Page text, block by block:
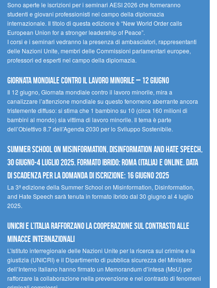
Sono aperte le iscrizioni per i seminari AESI 2026 che formeranno
studenti e giovani professionisti nel campo della diplomazia
internazionale. Il titolo di questa edizione è “New World Order calls
European Union for a stronger leadership of Peace”.
I corsi e i seminari vedranno la presenza di ambasciatori, rappresentanti
delle Nazioni Unite, membri delle Commissioni parlamentari europee,
professori ed esperti nel campo della diplomazia.
Giornata mondiale contro il lavoro minorile – 12 giugno
Il 12 giugno, Giornata mondiale contro il lavoro minorile, mira a
canalizzare l’attenzione mondiale su questo fenomeno aberrante ancora
tristemente diffuso: si stima che 1 bambino su 10 (circa 160 milioni di
bambini al mondo) sia vittima di lavoro minorile. Il tema è parte
dell’Obiettivo 8.7 dell’Agenda 2030 per lo Sviluppo Sostenibile.
Summer School on Misinformation, Disinformation and Hate Speech,
30 giugno-4 luglio 2025. Formato ibrido: Roma (Italia) e online. Data
di scadenza per la domanda di iscrizione: 16 giugno 2025
La 3ª edizione della Summer School on Misinformation, Disinformation,
and Hate Speech sarà tenuta in formato ibrido dal 30 giugno al 4 luglio
2025.
UNICRI e l’Italia rafforzano la cooperazione sul contrasto alle
minacce internazionali
L’Istituto interregionale delle Nazioni Unite per la ricerca sul crimine e la
giustizia (UNICRI) e il Dipartimento di pubblica sicurezza del Ministero
dell’Interno italiano hanno firmato un Memorandum d’intesa (MoU) per
rafforzare la collaborazione nella prevenzione e nel contrasto di fenomeni